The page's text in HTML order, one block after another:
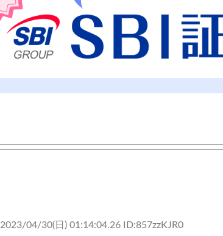
2023/04/30(日) 01:14:04.26 ID:857zzKJR0